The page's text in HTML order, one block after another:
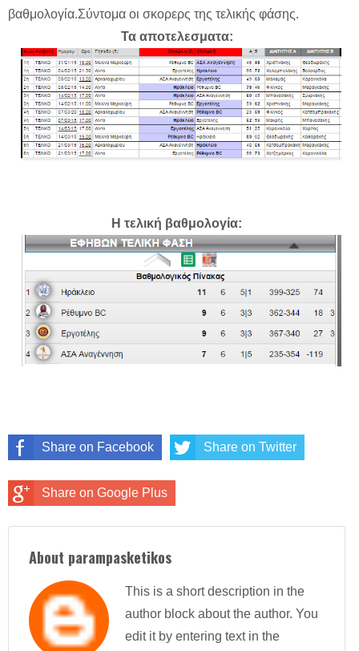
βαθμολογία.Σύντομα οι σκορερς της τελικής φάσης.
Τα αποτελεσματα:
Η τελική βαθμολογία:
Share on Facebook Share on Twitter
Share on Google Plus
About parampasketikos
This is a short description in the
author block about the author. You
edit it by entering text in the